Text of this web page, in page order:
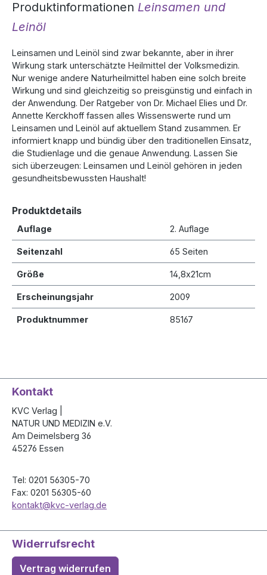
Produktinformationen Leinsamen und
Leinöl
Leinsamen und Leinöl sind zwar bekannte, aber in ihrer
Wirkung stark unterschätzte Heilmittel der Volksmedizin.
Nur wenige andere Naturheilmittel haben eine solch breite
Wirkung und sind gleichzeitig so preisgünstig und einfach in
der Anwendung. Der Ratgeber von Dr. Michael Elies und Dr.
Annette Kerckhoff fassen alles Wissenswerte rund um
Leinsamen und Leinöl auf aktuellem Stand zusammen. Er
informiert knapp und bündig über den traditionellen Einsatz,
die Studienlage und die genaue Anwendung. Lassen Sie
sich überzeugen: Leinsamen und Leinöl gehören in jeden
gesundheitsbewussten Haushalt!
Produktdetails
Auflage 2. Auflage
Seitenzahl 65 Seiten
Größe 14,8x21cm
Er­schei­nungs­jahr 2009
Produktnummer 85167
Kontakt
KVC Verlag |
NATUR UND MEDIZIN e.V.
Am Deimelsberg 36
45276 Essen
Tel: 0201 56305-70
Fax: 0201 56305-60
kontakt@kvc-verlag.de
Widerrufsrecht
Vertrag widerrufen